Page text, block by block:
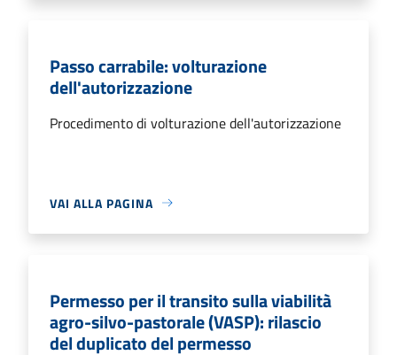
Passo carrabile: volturazione
dell'autorizzazione
Procedimento di volturazione dell'autorizzazione
VAI ALLA PAGINA
Permesso per il transito sulla viabilità
agro-silvo-pastorale (VASP): rilascio
del duplicato del permesso